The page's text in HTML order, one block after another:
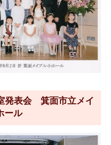
発表会 箕面市立メイ
ール